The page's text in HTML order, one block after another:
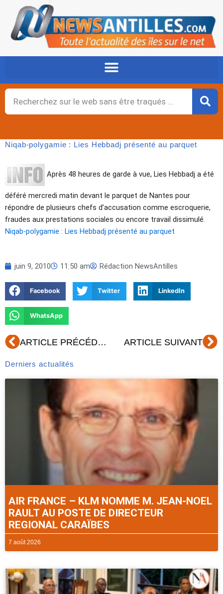
contenu
Rechercher
Niqab-polygamie : Lies Hebbadj présenté au parquet
Après 48 heures de garde à vue, Lies Hebbadj a été
déféré mercredi matin devant le parquet de Nantes pour
répondre de plusieurs chefs d’accusation comme escroquerie,
fraudes aux prestations sociales ou encore travail dissimulé.
Niqab-polygamie : Lies Hebbadj présenté au parquet
juin 9, 2010 11:50 am Rédaction NewsAntilles
Facebook Twitter LinkedIn
WhatsApp
Précédent ARTICLE PRÉCÉDENT ARTICLE SUIVANT
Derniers actualités
AIR FRANCE – KLM NOMME M. JEAN-NOEL
RAULT AU POSTE DE DIRECTEUR
REGIONAL CARAÏBES
7 août 2026